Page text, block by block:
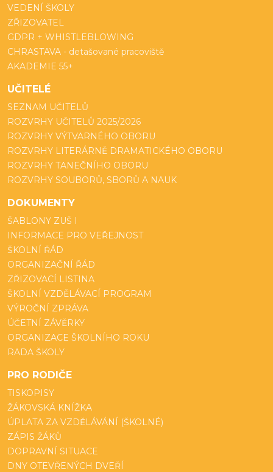
VEDENÍ ŠKOLY
ZŘIZOVATEL
GDPR + WHISTLEBLOWING
CHRASTAVA - detašované pracoviště
AKADEMIE 55+
UČITELÉ
SEZNAM UČITELŮ
ROZVRHY UČITELŮ 2025/2026
ROZVRHY VÝTVARNÉHO OBORU
ROZVRHY LITERÁRNĚ DRAMATICKÉHO OBORU
ROZVRHY TANEČNÍHO OBORU
ROZVRHY SOUBORŮ, SBORŮ A NAUK
DOKUMENTY
ŠABLONY ZUŠ I
INFORMACE PRO VEŘEJNOST
ŠKOLNÍ ŘÁD
ORGANIZAČNÍ ŘÁD
ZŘIZOVACÍ LISTINA
ŠKOLNÍ VZDĚLÁVACÍ PROGRAM
VÝROČNÍ ZPRÁVA
ÚČETNÍ ZÁVĚRKY
ORGANIZACE ŠKOLNÍHO ROKU
RADA ŠKOLY
PRO RODIČE
TISKOPISY
ŽÁKOVSKÁ KNÍŽKA
ÚPLATA ZA VZDĚLÁVÁNÍ (ŠKOLNÉ)
ZÁPIS ŽÁKŮ
DOPRAVNÍ SITUACE
DNY OTEVŘENÝCH DVEŘÍ